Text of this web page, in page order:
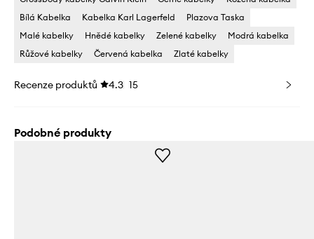
Bílá Kabelka
Kabelka Karl Lagerfeld
Plazova Taska
Malé kabelky
Hnědé kabelky Zelené kabelky
Modrá kabelka
Růžové kabelky
Červená kabelka Zlaté kabelky
Recenze produktů 4.3 15
Podobné produkty